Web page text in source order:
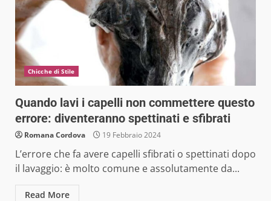
Chicche di Stile
Quando lavi i capelli non commettere questo
errore: diventeranno spettinati e sfibrati
Romana Cordova 19 Febbraio 2024
L’errore che fa avere capelli sfibrati o spettinati dopo
il lavaggio: è molto comune e assolutamente da...
Read More